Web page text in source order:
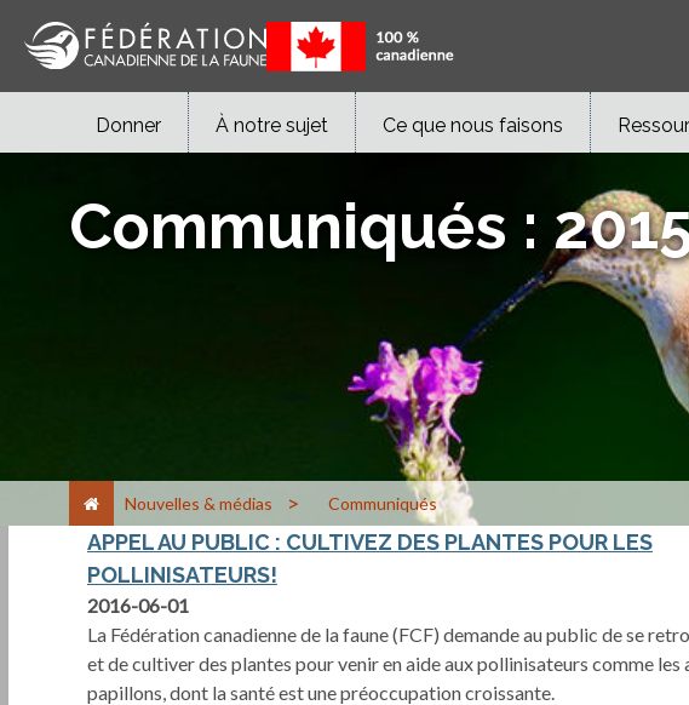
Donner À notre sujet Ce que nous faisons
Communiqués :
Nouvelles & médias > Communiqués
APPEL AU PUBLIC : CULTIVEZ DES PLANTES POUR LES
POLLINISATEURS!
2016-06-01
La Fédération canadienne de la faune (FCF) demande au public de se
et de cultiver des plantes pour venir en aide aux pollinisateurs comme les
papillons, dont la santé est une préoccupation croissante.